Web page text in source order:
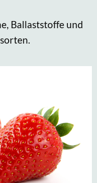
Ballaststoffe und